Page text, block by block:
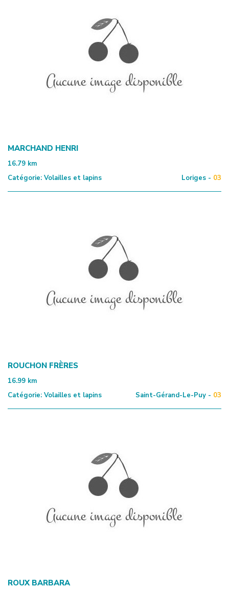
MARCHAND HENRI
16.79 km
Catégorie: Volailles et lapins Loriges - 03
ROUCHON FRÈRES
16.99 km
Catégorie: Volailles et lapins Saint-Gérand-Le-Puy - 03
ROUX BARBARA